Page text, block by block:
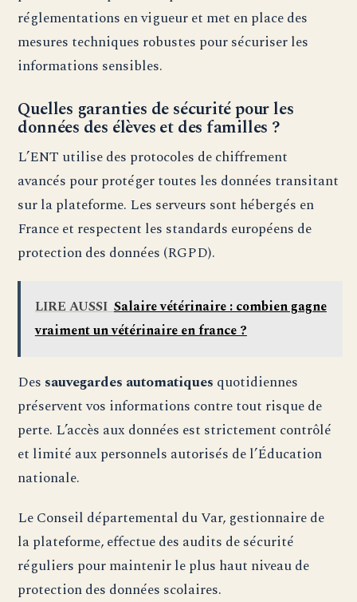
réglementations en vigueur et met en place des
mesures techniques robustes pour sécuriser les
informations sensibles.
Quelles garanties de sécurité pour les
données des élèves et des familles ?
L’ENT utilise des protocoles de chiffrement
avancés pour protéger toutes les données transitant
sur la plateforme. Les serveurs sont hébergés en
France et respectent les standards européens de
protection des données (RGPD).
LIRE AUSSI Salaire vétérinaire : combien gagne
vraiment un vétérinaire en france ?
Des sauvegardes automatiques quotidiennes
préservent vos informations contre tout risque de
perte. L’accès aux données est strictement contrôlé
et limité aux personnels autorisés de l’Éducation
nationale.
Le Conseil départemental du Var, gestionnaire de
la plateforme, effectue des audits de sécurité
réguliers pour maintenir le plus haut niveau de
protection des données scolaires.